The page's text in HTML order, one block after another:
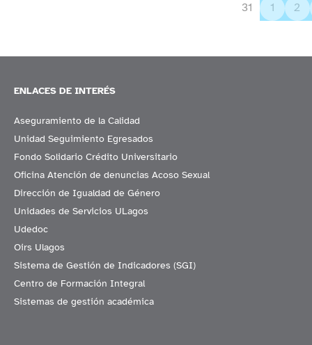
31
1 2
ENLACES DE INTERÉS
Aseguramiento de la Calidad
Unidad Seguimiento Egresados
Fondo Solidario Crédito Universitario
Oficina Atención de denuncias Acoso Sexual
Dirección de Igualdad de Género
Unidades de Servicios ULagos
Udedoc
Oirs Ulagos
Sistema de Gestión de Indicadores (SGI)
Centro de Formación Integral
Sistemas de gestión académica